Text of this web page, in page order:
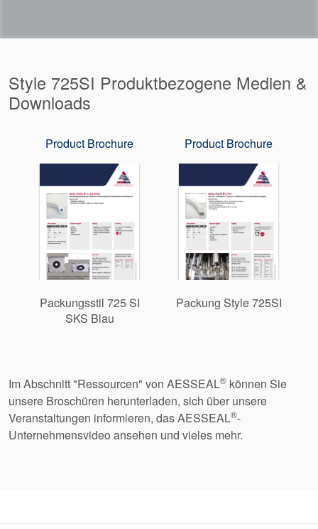
Style 725SI Produktbezogene Medien &
Downloads
Product Brochure
Packungsstil 725 SI
SKS Blau
Product Brochure
Packung Style 725SI
Im Abschnitt "Ressourcen" von AESSEAL® können Sie
unsere Broschüren herunterladen, sich über unsere
Veranstaltungen informieren, das AESSEAL®-
Unternehmensvideo ansehen und vieles mehr.